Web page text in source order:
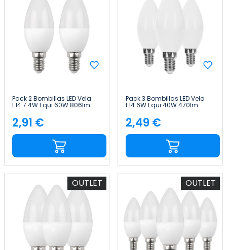
Pack 2 Bombillas LED Vela
E14 7.4W Equi.60W 806lm
25000H 7hSevenOn Premium
Precio
2,91 €
Pack 3 Bombillas LED Vela
E14 6W Equi.40W 470lm
Raydan Home
Precio
2,49 €
OUTLET OUTLET